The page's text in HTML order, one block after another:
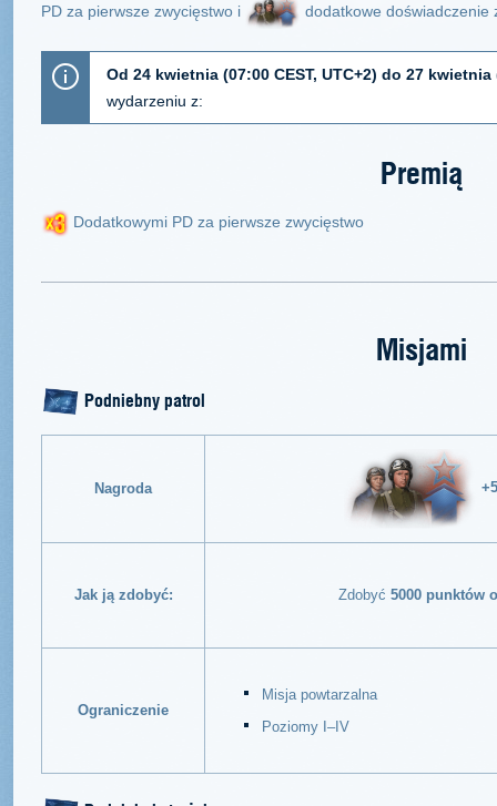
PD za pierwsze zwycięstwo i dodatkowe doświadczenie
Od 24 kwietnia (07:00 CEST, UTC+2) do 27 kwietnia
wydarzeniu z:
Premią
Dodatkowymi PD za pierwsze zwycięstwo
Misjami
Podniebny patrol
Nagroda
Jak ją zdobyć: Zdobyć 5000 punktów
Ograniczenie
Misja powtarzalna
Poziomy I–IV